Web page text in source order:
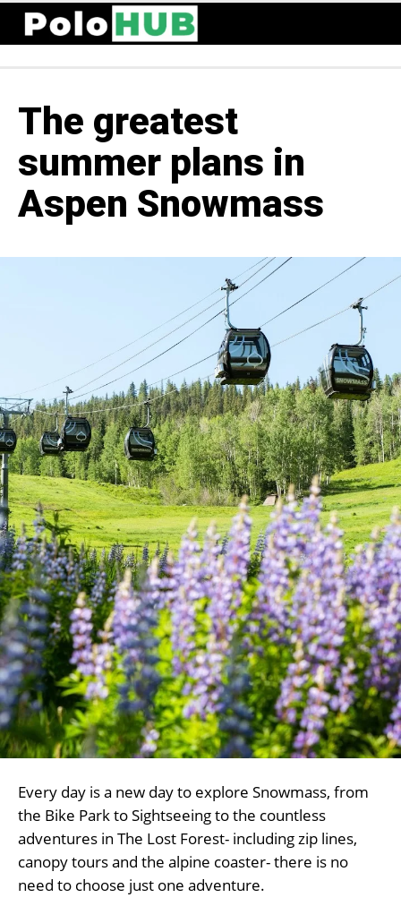
The greatest
summer plans in
Aspen Snowmass
Every day is a new day to explore Snowmass, from
the Bike Park to Sightseeing to the countless
adventures in The Lost Forest- including zip lines,
canopy tours and the alpine coaster- there is no
need to choose just one adventure.